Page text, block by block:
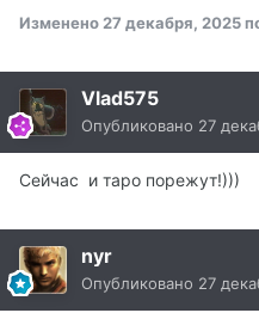
Изменено 27 декабря, 2025
Vlad575
Опубликовано 27
Сейчас и таро порежут!)))
nyr
Опубликовано 27